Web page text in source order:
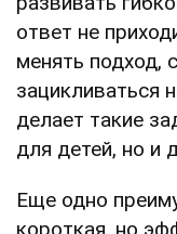
ответ не
менять подход,
зацикливаться
делает такие
для детей, но и
Еще одно
короткая, но